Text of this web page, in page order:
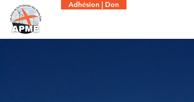
Adhésion | Don